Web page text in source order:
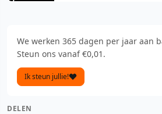
We werken 365 dagen per jaar aan
Steun ons vanaf €0,01.
Ik steun jullie!
DELEN